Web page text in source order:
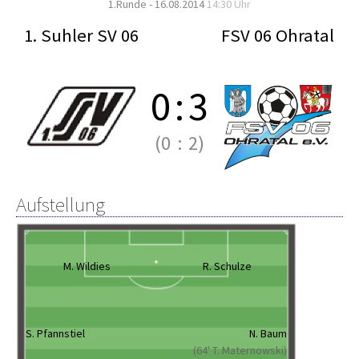
1.Runde - 16.08.201414:30 Uhr
1. Suhler SV 06 FSV 06 Ohratal
0:3
(0 : 2)
Aufstellung
M. Wildies R. Schulze
S. Pfannstiel
N. Baum
(64' T. Maternowski)